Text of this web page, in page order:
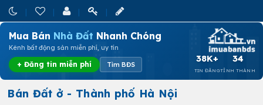
Mua Bán Nhà Đất Nhanh Chóng
Kênh bất động sản miễn phí, uy tín
+ Đăng tin miễn phí Tìm BĐS
38K+
TIN ĐĂNG
34
TỈNH THÀNH
Bán Đất ở - Thành phố Hà Nội